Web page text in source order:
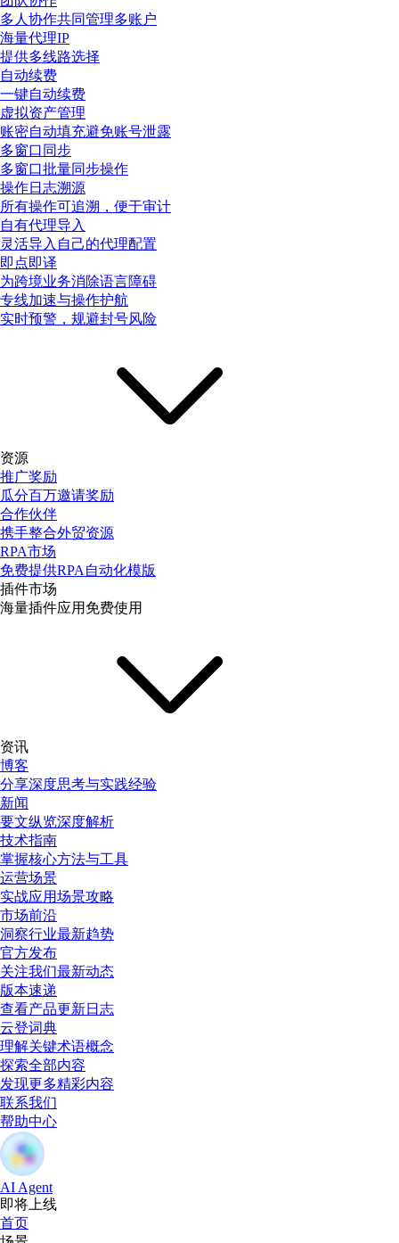
多人协作共同管理多账户
海量代理IP
提供多线路选择
自动续费
一键自动续费
虚拟资产管理
账密自动填充避免账号泄露
多窗口同步
多窗口批量同步操作
操作日志溯源
所有操作可追溯，便于审计
自有代理导入
灵活导入自己的代理配置
即点即译
为跨境业务消除语言障碍
专线加速与操作护航
实时预警，规避封号风险
资源
推广奖励
瓜分百万邀请奖励
合作伙伴
携手整合外贸资源
RPA市场
免费提供RPA自动化模版
插件市场
海量插件应用免费使用
资讯
博客
分享深度思考与实践经验
新闻
要文纵览深度解析
技术指南
掌握核心方法与工具
运营场景
实战应用场景攻略
市场前沿
洞察行业最新趋势
官方发布
关注我们最新动态
版本速递
查看产品更新日志
云登词典
理解关键术语概念
探索全部内容
发现更多精彩内容
联系我们
帮助中心
AI Agent
即将上线
首页